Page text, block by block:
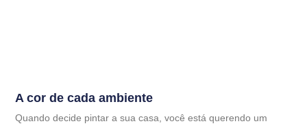
A cor de cada ambiente
Quando decide pintar a sua casa, você está querendo um